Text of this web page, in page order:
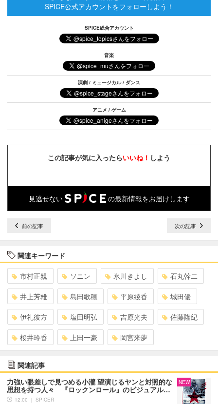
SPICE公式アカウントをフォローしよう！
SPICE総合アカウント
音楽
演劇 / ミュージカル / ダンス
アニメ / ゲーム
この記事が気に入ったらいいね！ しよう
見逃せない の最新情報をお届けします
前の記事 次の記事
関連キーワード
市村正親 ソニン 氷川きよし 石丸幹二
井上芳雄 島田歌穂 平原綾香 城田優
伊礼彼方 塩田明弘 吉原光夫 佐藤隆紀
桜井玲香 上田一豪 岡宮来夢
関連記事
力強い眼差しで見つめる小瀧 望演じるヤンと対照的な
思想を持つ人々 『ロックンロール』のビジュアル…
12:00 ｜ SPICER
NEW